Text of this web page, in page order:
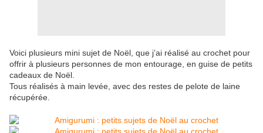
Voici plusieurs mini sujet de Noël, que j’ai réalisé au crochet pour
offrir à plusieurs personnes de mon entourage, en guise de petits
cadeaux de Noël.
Tous réalisés à main levée, avec des restes de pelote de laine
récupérée.